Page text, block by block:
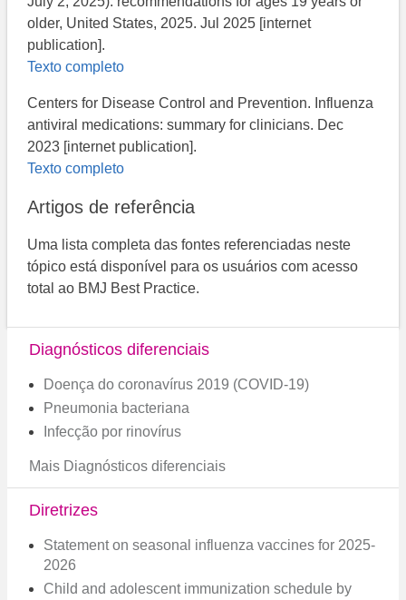
older, United States, 2025. Jul 2025 [internet
publication].
Texto completo
Centers for Disease Control and Prevention. Influenza
antiviral medications: summary for clinicians. Dec
2023 [internet publication].
Texto completo
Artigos de referência
Uma lista completa das fontes referenciadas neste
tópico está disponível para os usuários com acesso
total ao BMJ Best Practice.
Diagnósticos diferenciais
Doença do coronavírus 2019 (COVID-19)
Pneumonia bacteriana
Infecção por rinovírus
Mais Diagnósticos diferenciais
Diretrizes
Statement on seasonal influenza vaccines for 2025-
2026
Child and adolescent immunization schedule by